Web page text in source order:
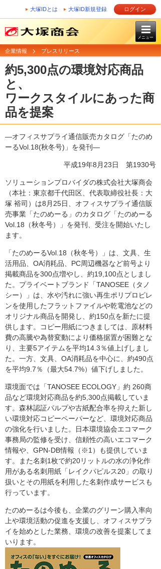
大塚IDとは 大塚ID新規登録 ログイン
メニュー
企業情報 プレスリリース
約5,300点の環境対応商品
と、
ワークスタイルにあった商
品を提案
―オフィスサプライ通信販売カタログ「たのめ
ーるVol.18(秋冬号)」を発刊―
平成19年8月23日 第1930号
ソリューションプロバイダの株式会社大塚商会
（本社：東京都千代田区、代表取締役社長：大
塚 裕司）は8月25日、オフィスサプライ通信販
売事業「たのめーる」のカタログ「たのめーる
Vol.18（秋冬号）」を発刊、受注を開始いたし
ます。
「たのめーるVol.18（秋冬号）」は、文具、生
活用品、OA消耗品、PC周辺機器など前号より
掲載商品を300点増やし、約19,100点としまし
た。プライベートブランド「TANOSEE（タノ
シー）」は、水や汚れに強い再生ポリプロピレ
ンを使用したフラットファイルや乾電池などの
オリジナル商品を開発し、約150点を新たに提
供します。コピー用紙につきましては、原材料
費の高騰や為替変動により価格据置が困難とな
り、主要5アイテムを平均14.3％値上げしまし
た。一方、文具、OA消耗品を中心に、約490点
を平均9.7％（最大54.7%）値下げしました。
環境面では「TANOSEE ECOLOGY」約 260商
品など環境対応商品を約5,300点掲載していま
す。森林認証パルプや古紙配合率を抑えた新し
い環境対応コピーペーパーなど、環境対応商品
の強化を行いました。日本環境協会エコマーク
事務局の監修を受け、信頼性の高いエコマーク
情報や、GPN-DB情報（※1）も提供していま
す。また名刺1枚で約20リットルの水の浄化作
用がある名刺用紙「レイクパピルス20」の取り
扱いとその用紙を利用した名刺作成サービスも
行っています。
たのめーるは今後も、企業のグリーン購入率向
上や環境活動の促進を支援し、オフィスサプラ
イを始めとした業務、環境の改善を提案してま
いります。